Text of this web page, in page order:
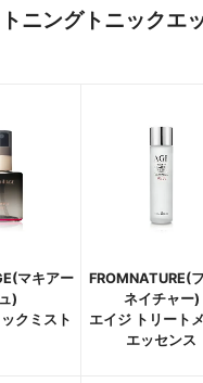
ニングトニックエ
マキアー
)
クミスト
FROMNATURE(
ネイチャー)
エイジ トリート
エッセンス